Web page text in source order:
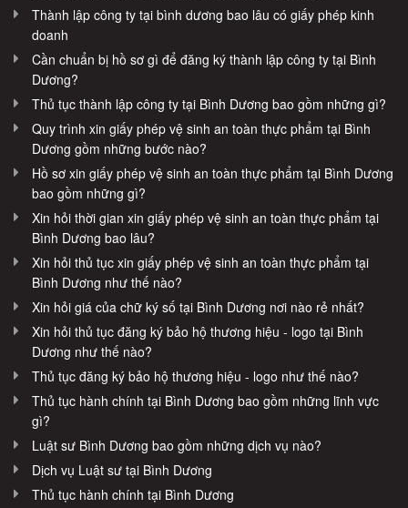
Thành lập công ty tại bình dương bao lâu có giấy phép kinh
doanh
Cần chuẩn bị hồ sơ gì để đăng ký thành lập công ty tại Bình
Dương?
Thủ tục thành lập công ty tại Bình Dương bao gồm những gì?
Quy trình xin giấy phép vệ sinh an toàn thực phẩm tại Bình
Dương gồm những bước nào?
Hồ sơ xin giấy phép vệ sinh an toàn thực phẩm tại Bình Dương
bao gồm những gì?
Xin hỏi thời gian xin giấy phép vệ sinh an toàn thực phẩm tại
Bình Dương bao lâu?
Xin hỏi thủ tục xin giấy phép vệ sinh an toàn thực phẩm tại
Bình Dương như thế nào?
Xin hỏi giá của chữ ký số tại Bình Dương nơi nào rẻ nhất?
Xin hỏi thủ tục đăng ký bảo hộ thương hiệu - logo tại Bình
Dương như thế nào?
Thủ tục đăng ký bảo hộ thương hiệu - logo như thế nào?
Thủ tục hành chính tại Bình Dương bao gồm những lĩnh vực
gì?
Luật sư Bình Dương bao gồm những dịch vụ nào?
Dịch vụ Luật sư tại Bình Dương
Thủ tục hành chính tại Bình Dương